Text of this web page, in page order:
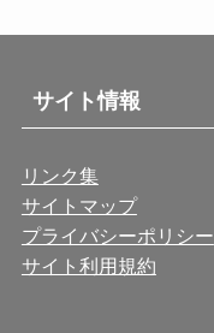
サイト情報
リンク集
サイトマップ
プライバシーポリシー
サイト利用規約